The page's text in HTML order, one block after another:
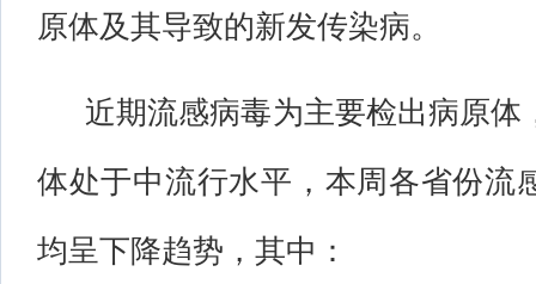
原体及其导致的新发传染病。
近期流感病毒为主要检出病原
体处于中流行水平，本周各省份流
均呈下降趋势，其中：